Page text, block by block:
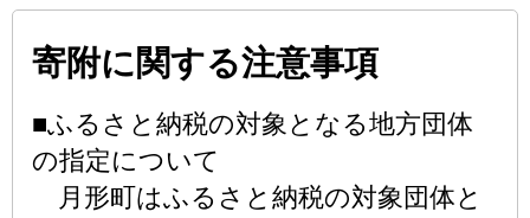
寄附に関する注意事項
■ふるさと納税の対象となる地方団体
の指定について
月形町はふるさと納税の対象団体と